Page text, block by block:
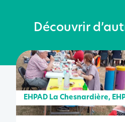
Découvrir
EHPAD La Chesnardière,